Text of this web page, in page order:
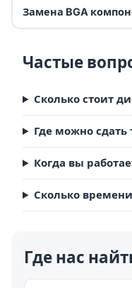
Замена BGA
Частые
Сколько стоит
Где можно сдать
Когда вы
Сколько
Где нас